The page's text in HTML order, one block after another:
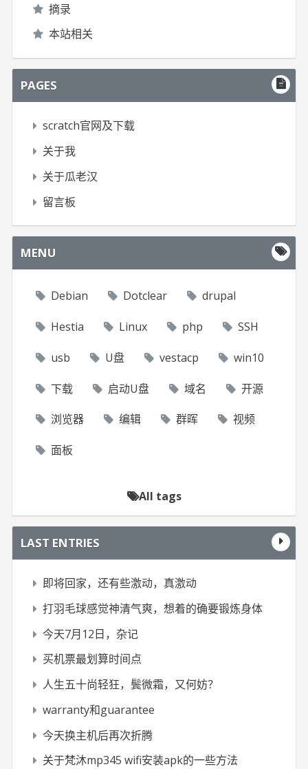
摘录
本站相关
PAGES
scratch官网及下载
关于我
关于瓜老汉
留言板
MENU
Debian Dotclear drupal
Hestia Linux php SSH
usb U盘 vestacp win10
下载 启动U盘 域名 开源
浏览器 编辑 群晖 视频
面板
All tags
LAST ENTRIES
即将回家，还有些激动，真激动
打羽毛球感觉神清气爽，想着的确要锻炼身体
今天7月12日，杂记
买机票最划算时间点
人生五十尚轻狂，鬓微霜，又何妨？
warranty和guarantee
今天换主机后再次折腾
关于梵沐mp345 wifi安装apk的一些方法